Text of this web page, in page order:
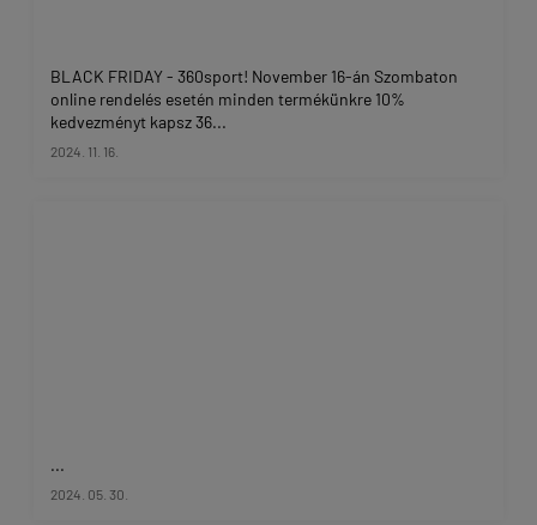
BLACK FRIDAY - 360sport! November 16-án Szombaton
online rendelés esetén minden termékünkre 10%
kedvezményt kapsz 36...
2024. 11. 16.
...
2024. 05. 30.